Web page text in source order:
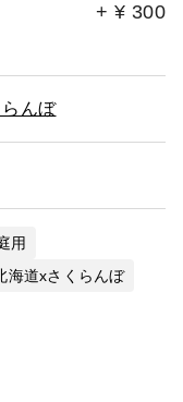
+ ¥ 300
んぼ
用
海道xさくらんぼ